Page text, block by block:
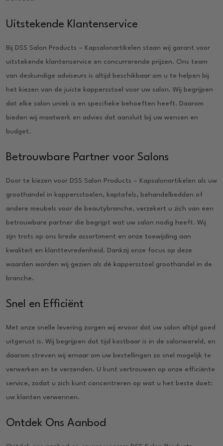
Uitstekende Klantenservice
Bij DSS Salon Products – Kapsalonartikelen staan wij garant voor
uitstekende klantenservice en concurrerende prijzen. Ons team
van deskundige adviseurs is altijd beschikbaar om u te helpen bij
het kiezen van de juiste kappersstoel voor uw salon. Wij begrijpen
dat elke salon uniek is en specifieke behoeften heeft. Daarom
bieden wij maatwerk en advies dat aansluit bij uw wensen en
budget.
Betrouwbare Partner voor Salons
Door te kiezen voor DSS Salon Products – Kapsalonartikelen als uw
groothandel in kappersstoelen, kaptafels, behandelbedden of
andere meubels voor de beautybranche, verzekert u zich van een
betrouwbare partner die begrijpt wat uw salon nodig heeft. Wij
zijn trots op ons brede assortiment en onze toewijding aan
kwaliteit en klanttevredenheid. Dankzij onze focus op deze
waarden worden wij gezien als dé kappersstoel groothandel in de
branche.
Snel en Efficiënt
Met onze snelle levering zorgen wij ervoor dat uw salon altijd goed
uitgerust is. Wij begrijpen dat tijd kostbaar is in de salonwereld, en
daarom streven wij ernaar om uw bestellingen zo snel mogelijk te
verwerken en te verzenden. U kunt vertrouwen op onze efficiënte
service, zodat u zich kunt concentreren op wat u het beste doet:
uw klanten verwennen.
Ontdek Ons Aanbod